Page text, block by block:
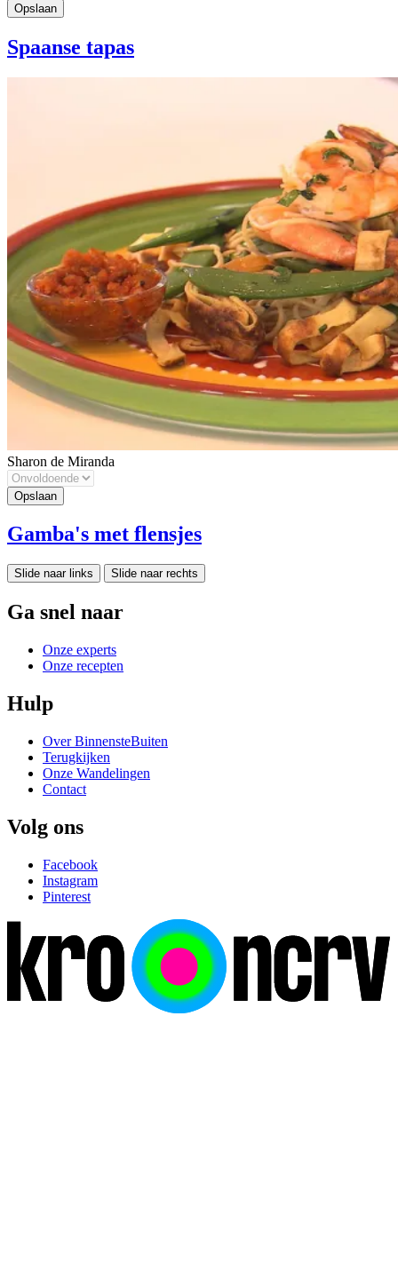
Spaanse tapas
Sharon de Miranda
Gamba's met flensjes
Slide naar links Slide naar rechts
Ga snel naar
Onze experts
Onze recepten
Hulp
Over BinnensteBuiten
Terugkijken
Onze Wandelingen
Contact
Volg ons
Facebook
Instagram
Pinterest